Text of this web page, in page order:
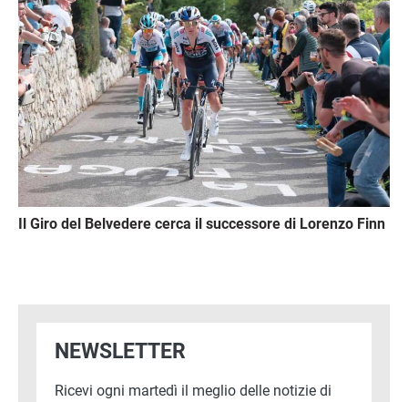
Il Giro del Belvedere cerca il successore di Lorenzo Finn
NEWSLETTER
Ricevi ogni martedì il meglio delle notizie di